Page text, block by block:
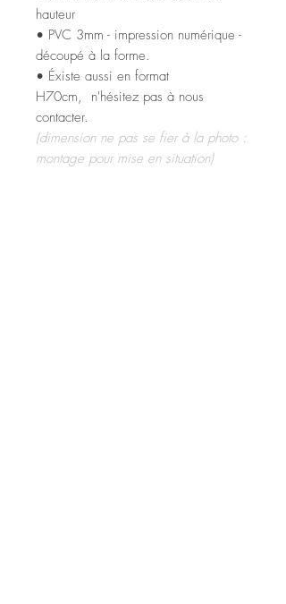
hauteur
• PVC 3mm - impression numérique -
découpé à la forme.
• Éxiste aussi en format
H70cm, n'hésitez pas à nous
contacter.
(dimension ne pas se fier à la photo :
montage pour mise en situation)